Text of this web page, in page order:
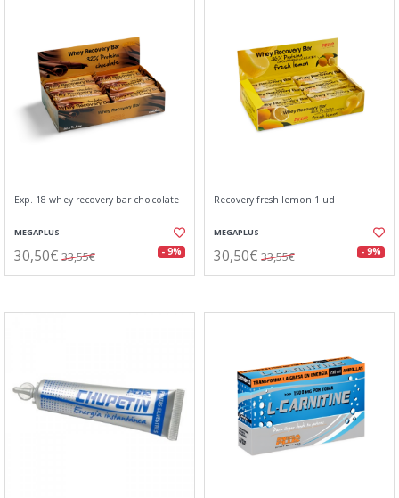
Exp. 18 whey recovery bar chocolate
MEGAPLUS
30,50€ 33,55€ - 9%
Recovery fresh lemon 1 ud
MEGAPLUS
30,50€ 33,55€ - 9%